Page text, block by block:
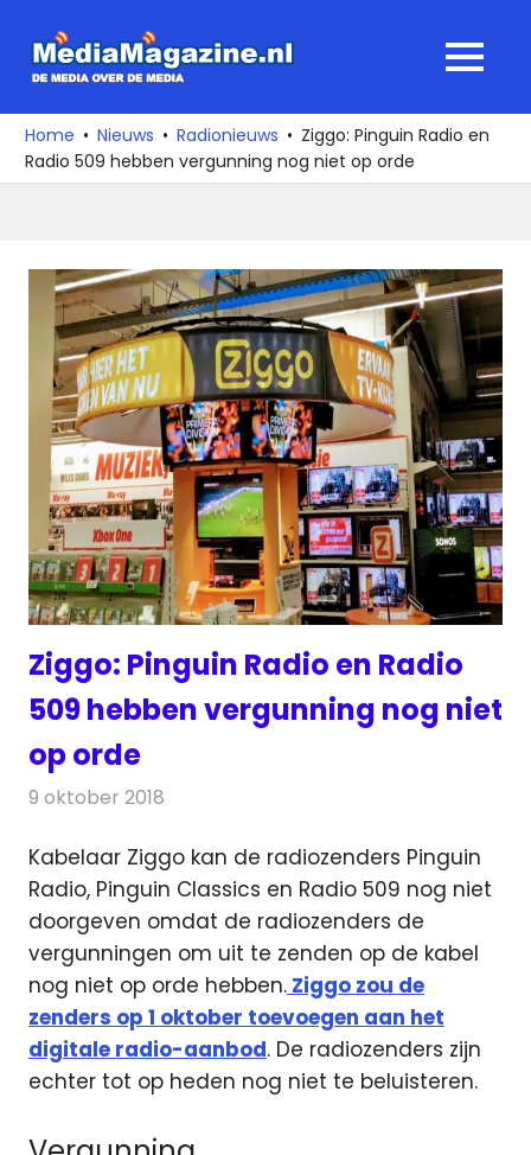
naar
media
over
de
MENU
Home Nieuws Radionieuws
Ziggo: Pinguin Radio en
Radio 509 hebben vergunning nog niet op orde
Ziggo: Pinguin Radio en Radio
509 hebben vergunning nog niet
op orde
9 oktober 2018
Kabelaar Ziggo kan de radiozenders Pinguin
Radio, Pinguin Classics en Radio 509 nog niet
doorgeven omdat de radiozenders de
vergunningen om uit te zenden op de kabel
nog niet op orde hebben. Ziggo zou de
zenders op 1 oktober toevoegen aan het
digitale radio-aanbod. De radiozenders zijn
echter tot op heden nog niet te beluisteren.